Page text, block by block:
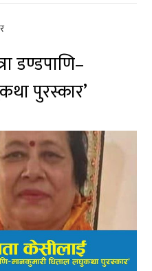
डण्डपाणि–
पुरस्कार’